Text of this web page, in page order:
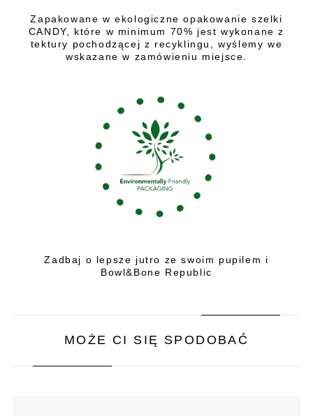
Zapakowane w ekologiczne opakowanie szelki
CANDY, które w minimum 70% jest wykonane z
tektury pochodzącej z recyklingu, wyślemy we
wskazane w zamówieniu miejsce.
Zadbaj o lepsze jutro ze swoim pupilem i
Bowl&Bone Republic
MOŻE CI SIĘ SPODOBAĆ